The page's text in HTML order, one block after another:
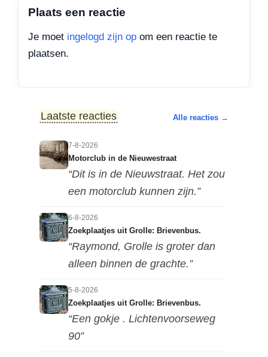
Plaats een reactie
Je moet ingelogd zijn op om een reactie te
plaatsen.
Laatste reacties Alle reacties →
7-8-2026
Motorclub in de Nieuwestraat
“Dit is in de Nieuwstraat. Het zou
een motorclub kunnen zijn.”
6-8-2026
Zoekplaatjes uit Grolle: Brievenbus.
“Raymond, Grolle is groter dan
alleen binnen de grachte.”
5-8-2026
Zoekplaatjes uit Grolle: Brievenbus.
“Een gokje . Lichtenvoorseweg
90”